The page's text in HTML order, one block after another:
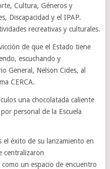
Cultura, Géneros y
Discapacidad y el IPAP.
recreativas y culturales.
de que el Estado tiene
escuchando y
General, Nelson Cides, al
CERCA.
una chocolatada caliente
personal de la Escuela
el éxito de su lanzamiento en
centralizaron
un espacio de encuentro